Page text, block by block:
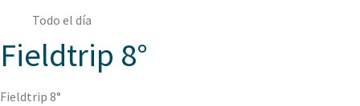
Todo el día
Fieldtrip 8°
Fieldtrip 8°